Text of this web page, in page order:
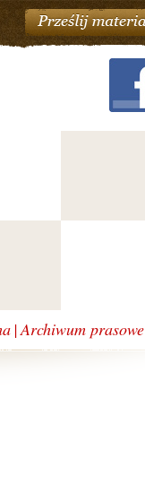
|Archiwum prasowe